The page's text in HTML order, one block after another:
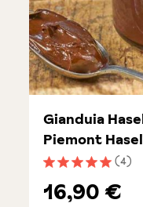
(4)
Gianduia
Piemont
16,90 €